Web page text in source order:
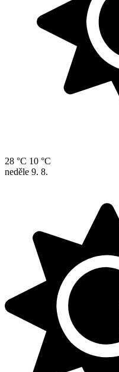
28 °C 10 °C
neděle 9. 8.